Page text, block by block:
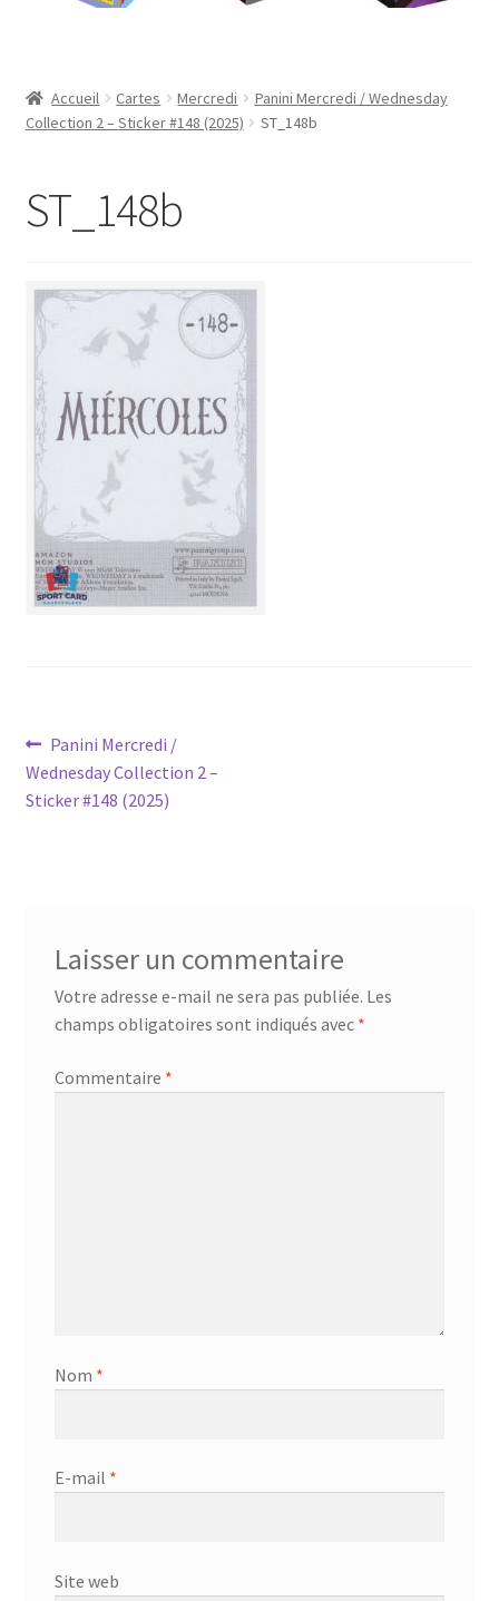
Mon compte
Panier
Accueil Cartes Mercredi
Panini Mercredi / Wednesday
Collection 2 – Sticker #148 (2025)
ST_148b
ST_148b
Navigation
de
Article
précédent :
Panini Mercredi /
Wednesday Collection 2 –
Sticker #148 (2025)
Laisser un commentaire
Votre adresse e-mail ne sera pas publiée. Les
champs obligatoires sont indiqués avec *
Commentaire *
Nom *
E-mail *
Site web